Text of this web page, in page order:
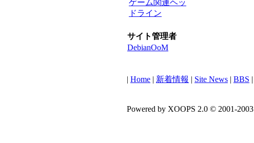
ゲーム関連ヘッ
ドライン
サイト管理者
DebianOoM
| Home | 新着情報 | Site News | BBS |
Powered by XOOPS 2.0 © 2001-2003